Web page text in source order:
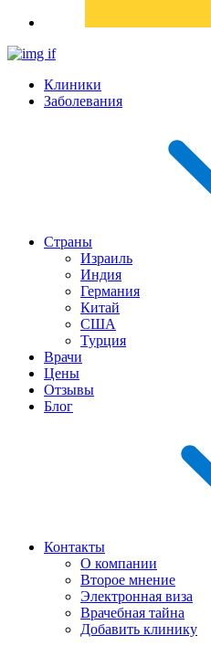
Клиники
Заболевания
Страны
Израиль
Индия
Германия
Китай
США
Турция
Врачи
Цены
Отзывы
Блог
Контакты
О компании
Второе мнение
Электронная виза
Врачебная тайна
Добавить клинику